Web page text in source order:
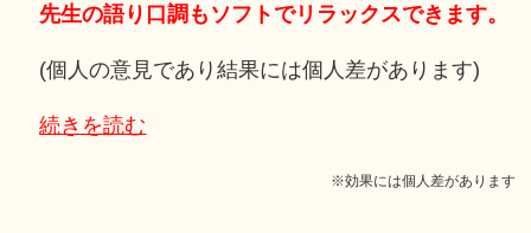
先生の語り口調もソフトでリラックスできます。
(個人の意見であり結果には個人差があります)
続きを読む
※効果には個人差があります